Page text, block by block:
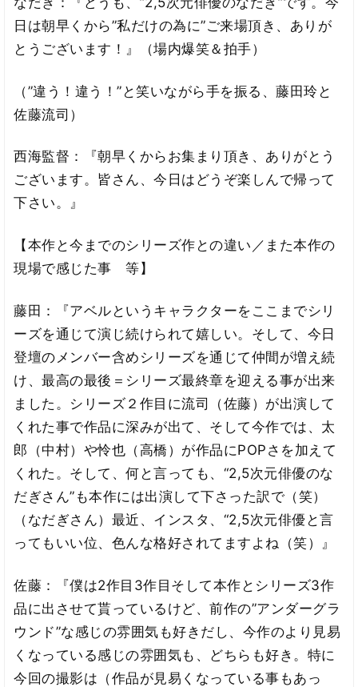
日は朝早くから”私だけの為に”ご来場頂き、ありが
とうございます！』（場内爆笑＆拍手）
（”違う！違う！”と笑いながら手を振る、藤田玲と
佐藤流司）
西海監督：『朝早くからお集まり頂き、ありがとう
ございます。皆さん、今日はどうぞ楽しんで帰って
下さい。』
【本作と今までのシリーズ作との違い／また本作の
現場で感じた事 等】
藤田：『アベルというキャラクターをここまでシリ
ーズを通じて演じ続けられて嬉しい。そして、今日
登壇のメンバー含めシリーズを通じて仲間が増え続
け、最高の最後＝シリーズ最終章を迎える事が出来
ました。シリーズ２作目に流司（佐藤）が出演して
くれた事で作品に深みが出て、そして今作では、太
郎（中村）や怜也（高橋）が作品にPOPさを加えて
くれた。そして、何と言っても、“2,5次元俳優のな
だぎさん”も本作には出演して下さった訳で（笑）
（なだぎさん）最近、インスタ、“2,5次元俳優と言
ってもいい位、色んな格好されてますよね（笑）』
佐藤：『僕は2作目3作目そして本作とシリーズ3作
品に出させて貰っているけど、前作の”アンダーグラ
ウンド”な感じの雰囲気も好きだし、今作のより見易
くなっている感じの雰囲気も、どちらも好き。特に
今回の撮影は（作品が見易くなっている事もあっ